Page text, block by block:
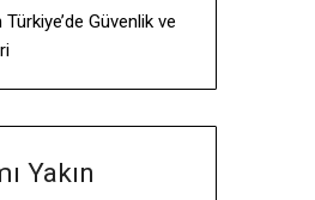
Türkiye’de Güvenlik ve
Yakın